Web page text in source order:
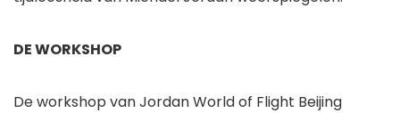
DE WORKSHOP
De workshop van Jordan World of Flight Beijing